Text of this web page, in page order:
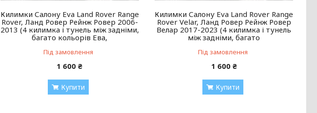
Килимки Салону Eva Land Rover Range
Rover, Ланд Ровер Рейнж Ровер 2006-
2013 (4 килимка і тунель між задніми,
багато кольорів Ева,
Під замовлення
1 600 ₴
Купити
Килимки Салону Eva Land Rover Range
Rover Velar, Ланд Ровер Рейнж Ровер
Велар 2017-2023 (4 килимка і тунель
між задніми, багато
Під замовлення
1 600 ₴
Купити